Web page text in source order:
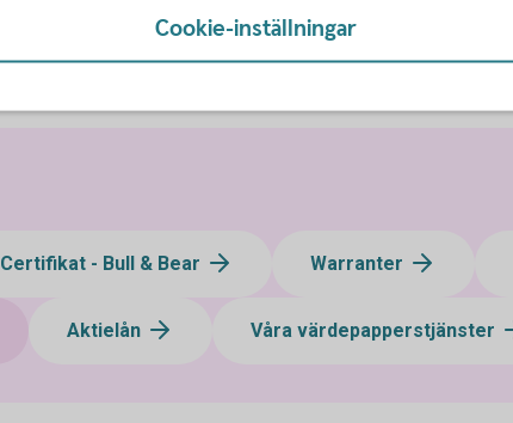
Certifikat - Bull & Bear Warranter
Aktielån Våra värdepapperstjänster
Cookie-inställningar